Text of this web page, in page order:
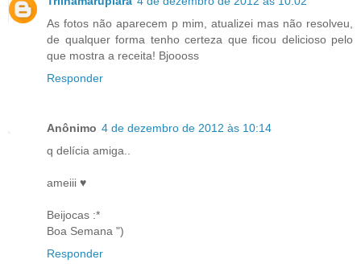
As fotos não aparecem p mim, atualizei mas não resolveu,
de qualquer forma tenho certeza que ficou delicioso pelo
que mostra a receita! Bjoooss
Responder
Anônimo 4 de dezembro de 2012 às 10:14
q delícia amiga..
ameiii ♥
Beijocas :*
Boa Semana ")
Responder